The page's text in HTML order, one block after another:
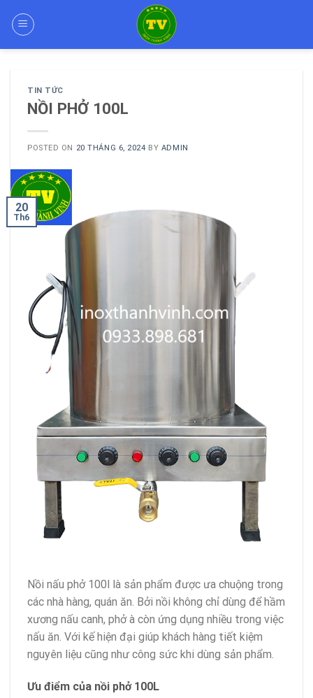
TIN TỨC
NỒI PHỞ 100L
POSTED ON 20 THÁNG 6, 2024 BY ADMIN
20
Th6
Nồi nấu phở 100l là sản phẩm được ưa chuộng trong
các nhà hàng, quán ăn. Bởi nồi không chỉ dùng để hầm
xương nấu canh, phở à còn ứng dụng nhiều trong việc
nấu ăn. Với kế hiện đại giúp khách hàng tiết kiệm
nguyên liệu cũng như công sức khi dùng sản phẩm.
Ưu điểm của nồi phở 100L